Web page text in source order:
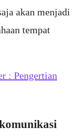
akan menjadi
tempat
: Pengertian